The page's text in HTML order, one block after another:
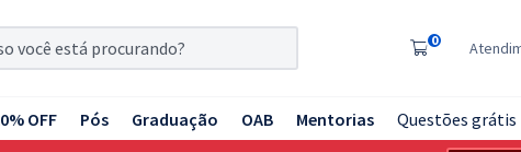
0
OFF Pós Graduação OAB Mentorias Questões grátis